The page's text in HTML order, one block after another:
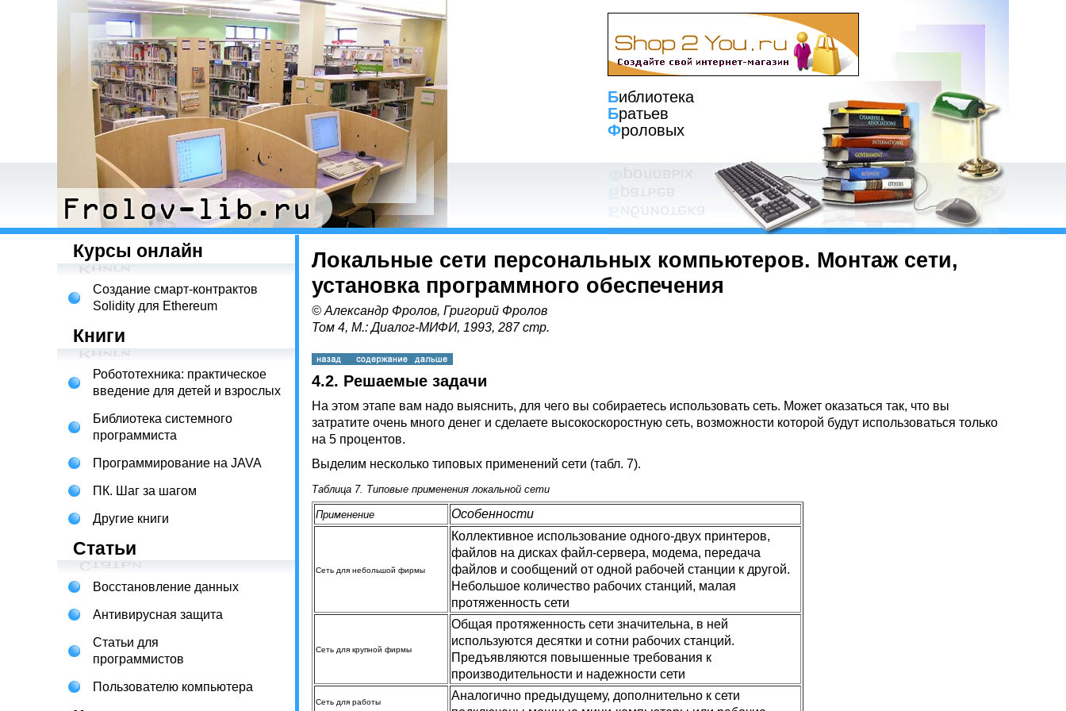
Библиотека
Братьев
Фроловых
Курсы онлайн
Создание смарт-контрактов
Solidity для Ethereum
Книги
Робототехника: практическое
введение для детей и взрослых
Библиотека системного
программиста
Программирование на JAVA
ПК. Шаг за шагом
Другие книги
Статьи
Восстановление данных
Антивирусная защита
Статьи для
программистов
Пользователю компьютера
Локальные сети персональных компьютеров. Монтаж сети,
установка программного обеспечения
© Александр Фролов, Григорий Фролов
Том 4, М.: Диалог-МИФИ, 1993, 287 стр.
4.2. Решаемые задачи
На этом этапе вам надо выяснить, для чего вы собираетесь использовать сеть. Может оказаться так, что вы
затратите очень много денег и сделаете высокоскоростную сеть, возможности которой будут использоваться только
на 5 процентов.
Выделим несколько типовых применений сети (табл. 7).
Таблица 7. Типовые применения локальной сети
Применение Особенности
Сеть для небольшой фирмы
Коллективное использование одного-двух принтеров,
файлов на дисках файл-сервера, модема, передача
файлов и сообщений от одной рабочей станции к другой.
Небольшое количество рабочих станций, малая
протяженность сети
Сеть для крупной фирмы
Общая протяженность сети значительна, в ней
используются десятки и сотни рабочих станций.
Предъявляются повышенные требования к
производительности и надежности сети
Сеть для работы
Аналогично предыдущему, дополнительно к сети